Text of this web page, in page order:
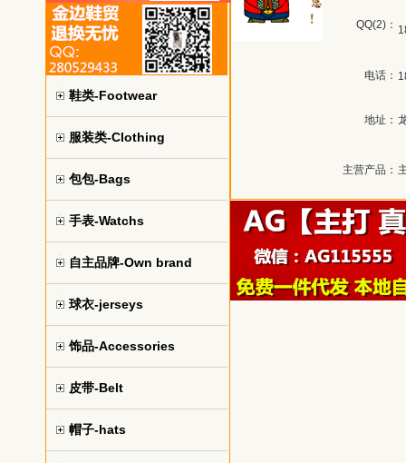
鞋类-Footwear
服装类-Clothing
包包-Bags
手表-Watchs
自主品牌-Own brand
球衣-jerseys
饰品-Accessories
皮带-Belt
帽子-hats
QQ(2)：
电话：
地址：
主营产品：